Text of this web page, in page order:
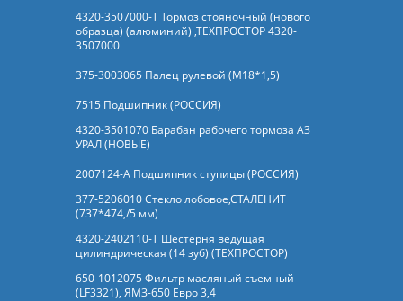
4320-3507000-Т Тормоз стояночный (нового
образца) (алюминий) ,ТЕХПРОСТОР 4320-
3507000
375-3003065 Палец рулевой (М18*1,5)
7515 Подшипник (РОССИЯ)
4320-3501070 Барабан рабочего тормоза АЗ
УРАЛ (НОВЫЕ)
2007124-А Подшипник ступицы (РОССИЯ)
377-5206010 Стекло лобовое,СТАЛЕНИТ
(737*474,/5 мм)
4320-2402110-Т Шестерня ведущая
цилиндрическая (14 зуб) (ТЕХПРОСТОР)
650-1012075 Фильтр масляный съемный
(LF3321), ЯМЗ-650 Евро 3,4